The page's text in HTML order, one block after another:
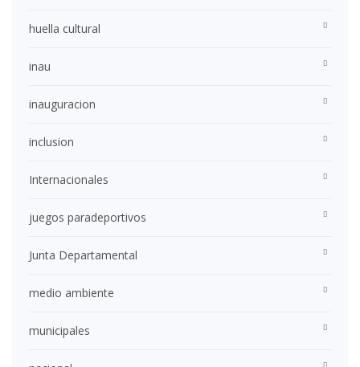
huella cultural
inau
inauguracion
inclusion
Internacionales
juegos paradeportivos
Junta Departamental
medio ambiente
municipales